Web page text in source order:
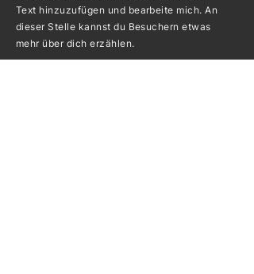
Text hinzuzufügen und bearbeite mich. An
dieser Stelle kannst du Besuchern etwas
mehr über dich erzählen.